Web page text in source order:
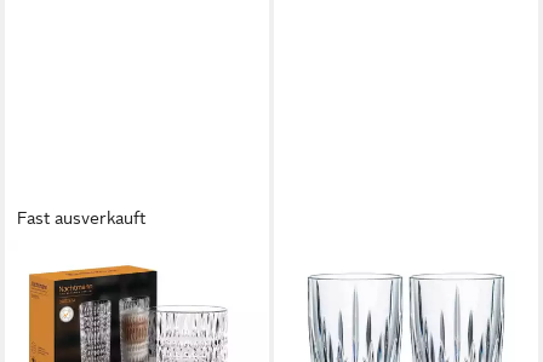
Fast ausverkauft
NACHTMANN
Thermoglas Nachtmann Ethno
Barista Latte Macchiato 2er
Set, Glas
Latte-Macchiato-Glas
Noblesse Barista Latte
Macchiato Gläser 350 ml, 2-